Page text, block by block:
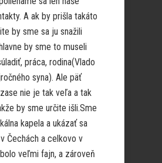
A ak by prišla takáto
by sme sa ju snažili
by sme to museli
práca, rodina(Vlado
syna). Ale päť
nie je tak veľa a tak
by sme určite išli.Sme
kapela a ukázať sa
Čechách a celkovo v
veľmi fajn, a zároveň